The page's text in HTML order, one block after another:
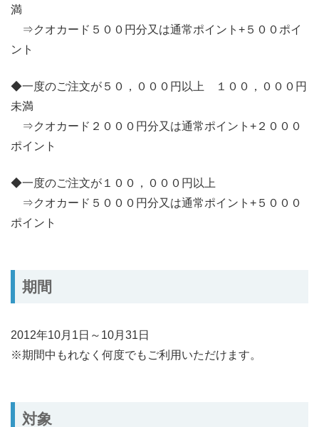
満
⇒クオカード５００円分又は通常ポイント+５００ポイ
ント
◆一度のご注文が５０，０００円以上 １００，０００円
未満
⇒クオカード２０００円分又は通常ポイント+２０００
ポイント
◆一度のご注文が１００，０００円以上
⇒クオカード５０００円分又は通常ポイント+５０００
ポイント
期間
2012年10月1日～10月31日
※期間中もれなく何度でもご利用いただけます。
対象